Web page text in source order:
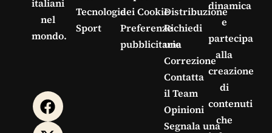
italiani
nel
mondo.
Tecnologie
Sport
dei Cookie
Preferenze
pubblicitarie
Distribuzione
Richiedi
una
Correzione
Contatta
il Team
Opinioni
Segnala una
dinamica
e
partecipa
alla
creazione
di
contenuti
che